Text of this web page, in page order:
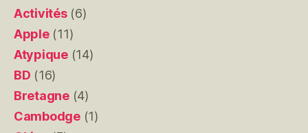
Activités(6)
Apple(11)
Atypique(14)
BD (16)
Bretagne(4)
Cambodge(1)